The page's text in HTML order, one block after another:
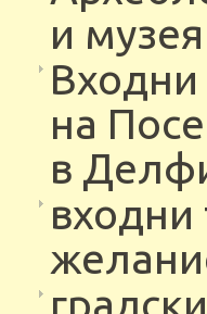
и
Входни
на
в
входни